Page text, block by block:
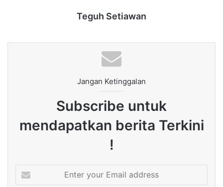
Teguh Setiawan
Jangan Ketinggalan
Subscribe untuk
mendapatkan berita Terkini
!
your